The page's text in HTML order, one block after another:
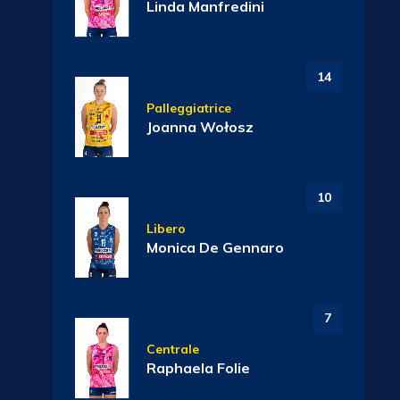
Linda Manfredini
14
Palleggiatrice
Joanna Wołosz
10
Libero
Monica De Gennaro
7
Centrale
Raphaela Folie